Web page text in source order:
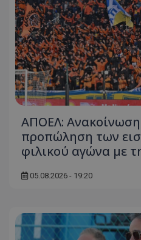
ΑΠΟΕΛ: Ανακοίνωση
προπώληση των
φιλικού αγώνα με
05.08.2026 - 19:20